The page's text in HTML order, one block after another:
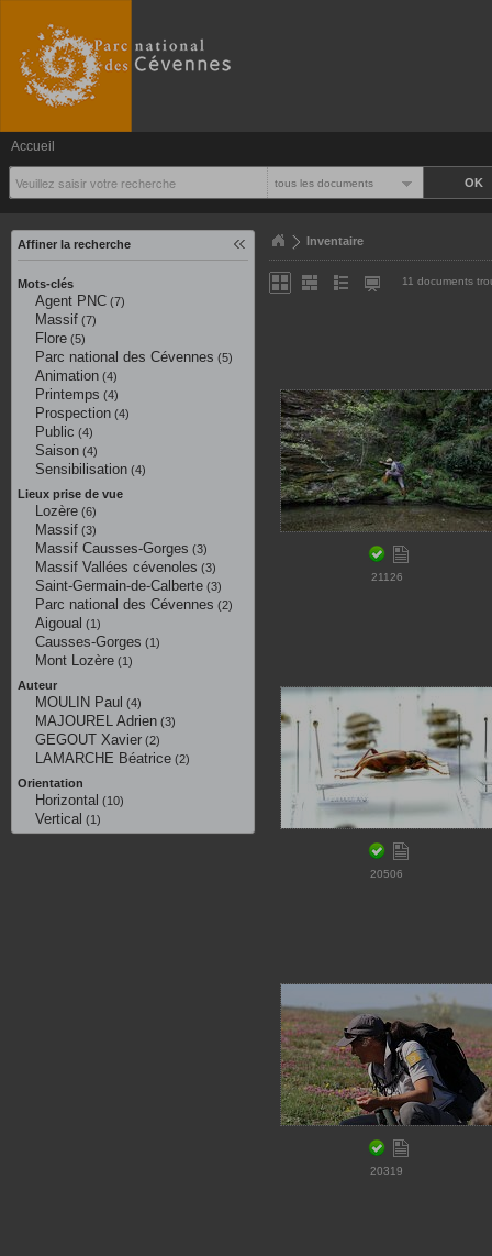
Accueil
tous les documents
Affiner la recherche
Mots-clés
Agent PNC (7)
Massif (7)
Flore (5)
Parc national des Cévennes (5)
Animation (4)
Printemps (4)
Prospection (4)
Public (4)
Saison (4)
Sensibilisation (4)
Lieux prise de vue
Lozère (6)
Massif (3)
Massif Causses-Gorges (3)
Massif Vallées cévenoles (3)
Saint-Germain-de-Calberte (3)
Parc national des Cévennes (2)
Aigoual (1)
Causses-Gorges (1)
Mont Lozère (1)
Auteur
MOULIN Paul (4)
MAJOUREL Adrien (3)
GEGOUT Xavier (2)
LAMARCHE Béatrice (2)
Orientation
Horizontal (10)
Vertical (1)
Inventaire
11 documents
21126
20506
20319